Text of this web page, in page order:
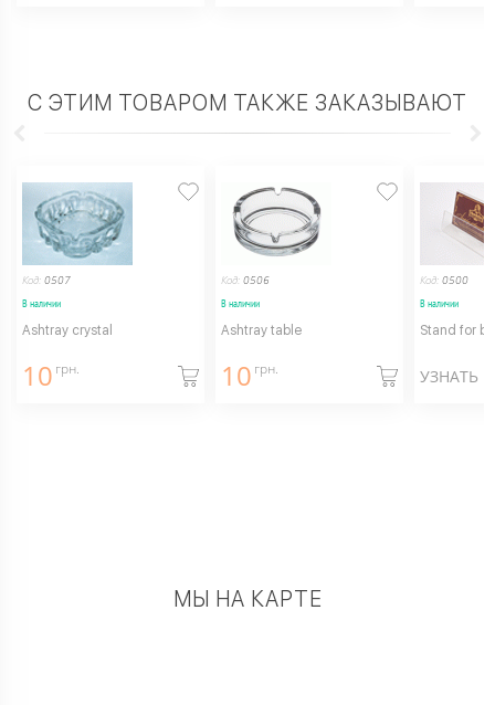
С ЭТИМ ТОВАРОМ ТАКЖЕ ЗАКАЗЫВАЮТ
Код: 0507
В наличии
Ashtray crystal
10 грн.
Код: 0506
В наличии
Ashtray table
10 грн.
Код: 0500
В наличии
Stand for
УЗНАТЬ
МЫ НА КАРТЕ